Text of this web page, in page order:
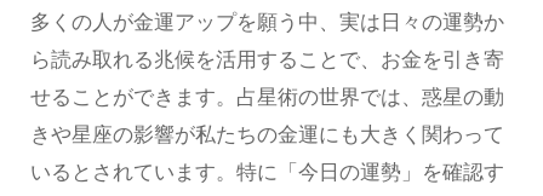
多くの人が金運アップを願う中、実は日々の運勢か
ら読み取れる兆候を活用することで、お金を引き寄
せることができます。占星術の世界では、惑星の動
きや星座の影響が私たちの金運にも大きく関わって
いるとされています。特に「今日の運勢」を確認す